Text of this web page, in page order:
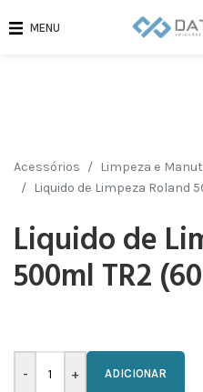
MENU
Acessórios Limpeza e
Liquido de Limpeza Roland
Liquido de
500ml TR2
ADICIONAR